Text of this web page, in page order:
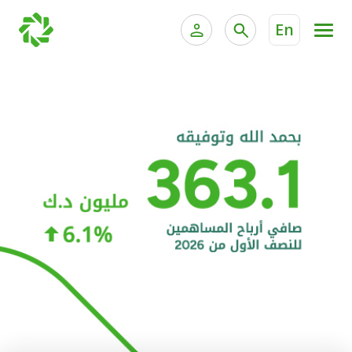
En
الخدمات المصرفية الإلكترونية للشركات
خدمة "بيتك" للتداول الإلكتروني
الحسابات المصرفية
البطاقات
"برامج العملاء"